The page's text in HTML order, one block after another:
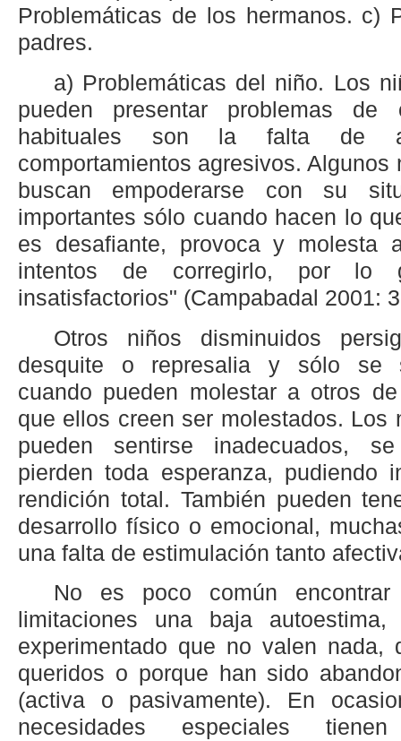
Problemáticas de los hermanos. c)
padres.
a) Problemáticas del niño. Los
pueden presentar problemas de
habituales son la falta de
comportamientos agresivos. Algunos
buscan empoderarse con su
importantes sólo cuando hacen lo
es desafiante, provoca y molesta
intentos de corregirlo, por lo
insatisfactorios" (Campabadal 2001:
Otros niños disminuidos
desquite o represalia y sólo se
cuando pueden molestar a otros
que ellos creen ser molestados. Los
pueden sentirse inadecuados,
pierden toda esperanza, pudiendo
rendición total. También pueden
desarrollo físico o emocional,
una falta de estimulación tanto
No es poco común
limitaciones una baja
experimentado que no valen nada,
queridos o porque han sido
(activa o pasivamente). En
necesidades especiales